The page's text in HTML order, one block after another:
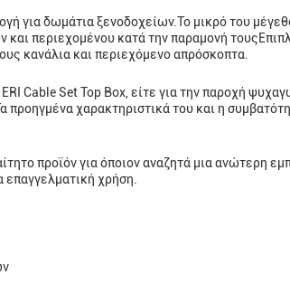
για δωμάτια ξενοδοχείων.Το μικρό του
περιεχομένου κατά την παραμονή
κανάλια και περιεχόμενο απρόσκοπτα.
Cable Set Top Box, είτε για την παροχή
χαρακτηριστικά του και η
προϊόν για όποιον αναζητά μια
χρήση.